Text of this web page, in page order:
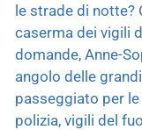
le strade di notte?
caserma dei vigili
domande, Anne-
angolo delle
passeggiato per
polizia, vigili del